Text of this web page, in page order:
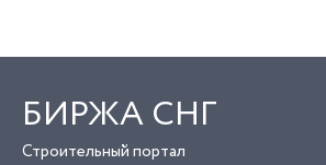
БИРЖА СНГ
Строительный портал